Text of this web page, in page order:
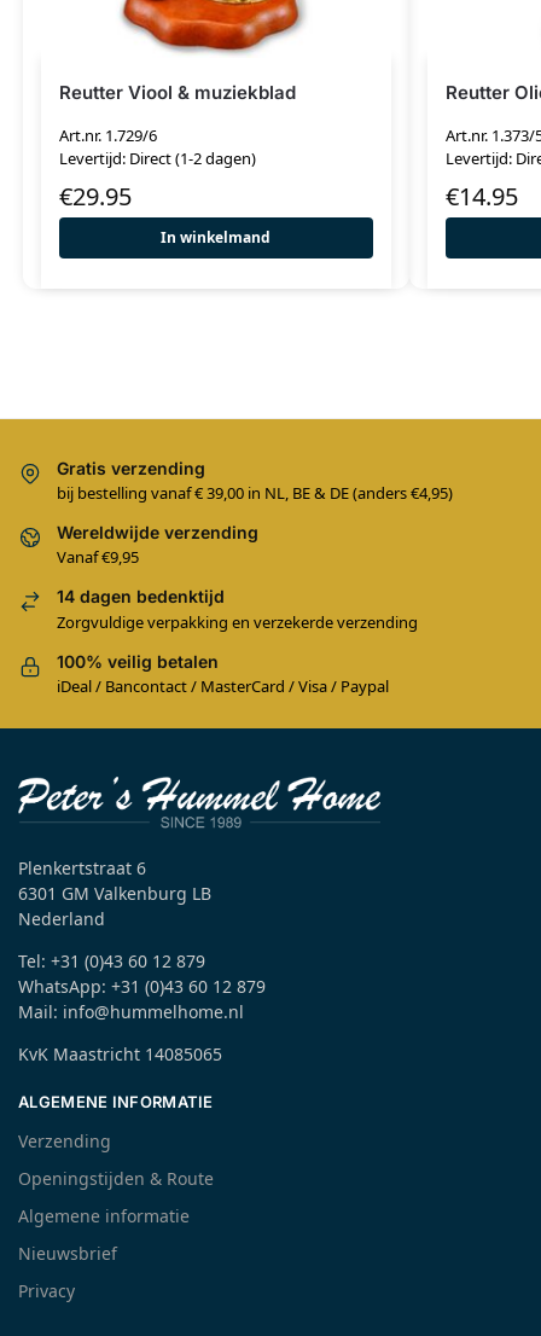
Reutter Viool & muziekblad
Art.nr. 1.729/6
Levertijd: Direct (1-2 dagen)
€29.95
In winkelmand
Reutter
Art.nr. 1.373/
Levertijd:
€14.95
Gratis verzending
bij bestelling vanaf € 39,00 in NL, BE & DE (anders €4,95)
Wereldwijde verzending
Vanaf €9,95
14 dagen bedenktijd
Zorgvuldige verpakking en verzekerde verzending
100% veilig betalen
iDeal / Bancontact / MasterCard / Visa / Paypal
Plenkertstraat 6
6301 GM Valkenburg LB
Nederland
Tel: +31 (0)43 60 12 879
WhatsApp: +31 (0)43 60 12 879
Mail: info@hummelhome.nl
KvK Maastricht 14085065
ALGEMENE INFORMATIE
Verzending
Openingstijden & Route
Algemene informatie
Nieuwsbrief
Privacy